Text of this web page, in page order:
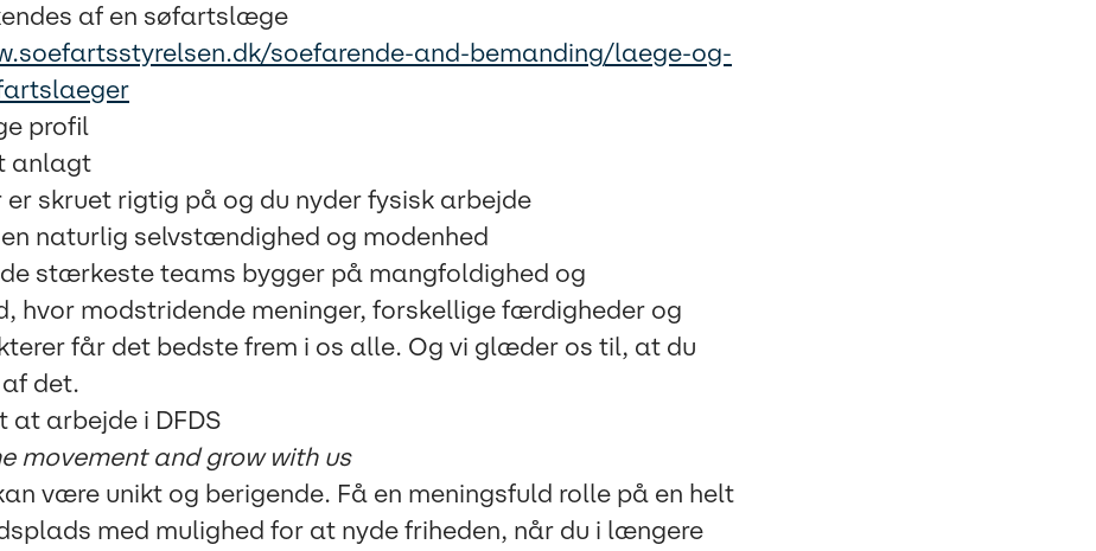
af en søfartslæge
soefarende-and-bemanding/laege-og-
profil
anlagt
er skruet rigtig på og du nyder fysisk arbejde
naturlig selvstændighed og modenhed
stærkeste teams bygger på mangfoldighed og
hvor modstridende meninger, forskellige færdigheder og
får det bedste frem i os alle. Og vi glæder os til, at du
det.
at arbejde i DFDS
movement and grow with us
være unikt og berigende. Få en meningsfuld rolle på en helt
med mulighed for at nyde friheden, når du i længere